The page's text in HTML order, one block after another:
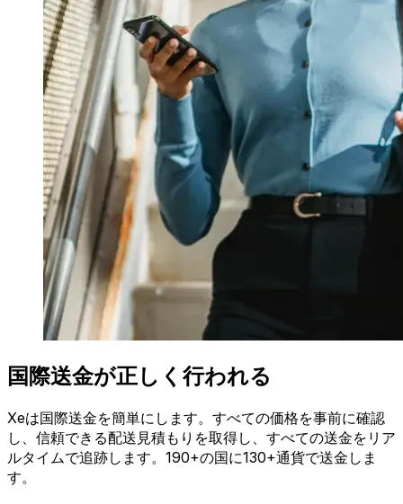
国際送金が正しく行われる
Xeは国際送金を簡単にします。すべての価格を事前に確認
し、信頼できる配送見積もりを取得し、すべての送金をリア
ルタイムで追跡します。190+の国に130+通貨で送金しま
す。